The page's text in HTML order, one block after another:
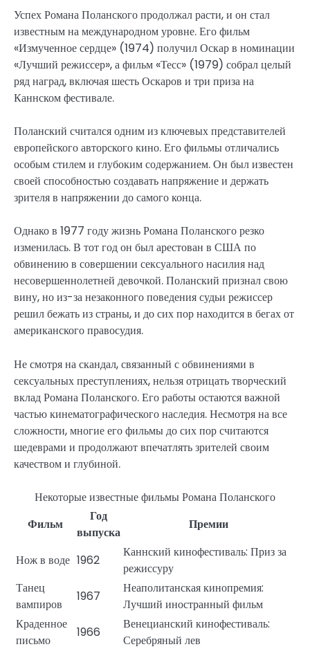
Успех Романа Поланского продолжал расти, и он стал
известным на международном уровне. Его фильм
«Измученное сердце» (1974) получил Оскар в номинации
«Лучший режиссер», а фильм «Тесс» (1979) собрал целый
ряд наград, включая шесть Оскаров и три приза на
Каннском фестивале.
Поланский считался одним из ключевых представителей
европейского авторского кино. Его фильмы отличались
особым стилем и глубоким содержанием. Он был известен
своей способностью создавать напряжение и держать
зрителя в напряжении до самого конца.
Однако в 1977 году жизнь Романа Поланского резко
изменилась. В тот год он был арестован в США по
обвинению в совершении сексуального насилия над
несовершеннолетней девочкой. Поланский признал свою
вину, но из-за незаконного поведения судьи режиссер
решил бежать из страны, и до сих пор находится в бегах от
американского правосудия.
Не смотря на скандал, связанный с обвинениями в
сексуальных преступлениях, нельзя отрицать творческий
вклад Романа Поланского. Его работы остаются важной
частью кинематографического наследия. Несмотря на все
сложности, многие его фильмы до сих пор считаются
шедеврами и продолжают впечатлять зрителей своим
качеством и глубиной.
Некоторые известные фильмы Романа Поланского
Фильм
Год
выпуска
Премии
Нож в воде 1962
Каннский кинофестиваль: Приз за
режиссуру
Танец
вампиров
1967
Неаполитанская кинопремия:
Лучший иностранный фильм
Краденное
письмо
1966
Венецианский кинофестиваль:
Серебряный лев